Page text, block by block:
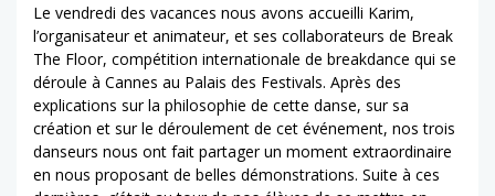
Le vendredi des vacances nous avons accueilli Karim,
l’organisateur et animateur, et ses collaborateurs de Break
The Floor, compétition internationale de breakdance qui se
déroule à Cannes au Palais des Festivals. Après des
explications sur la philosophie de cette danse, sur sa
création et sur le déroulement de cet événement, nos trois
danseurs nous ont fait partager un moment extraordinaire
en nous proposant de belles démonstrations. Suite à ces